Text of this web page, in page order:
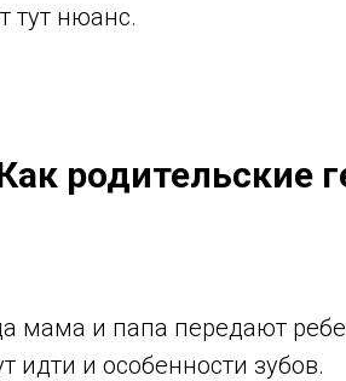
тут нюанс.
мама и папа передают
идти и особенности зубов.